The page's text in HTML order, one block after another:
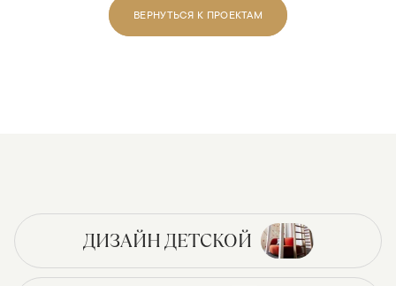
ВЕРНУТЬСЯ К ПРОЕКТАМ
ДИЗАЙН ДЕТСКОЙ